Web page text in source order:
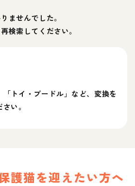
ませんでした。
検索してください。
「トイ・プードル」など、変換を
い。
護猫を迎えたい方へ